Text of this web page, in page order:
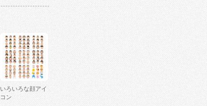
いろいろな顔アイ
コン